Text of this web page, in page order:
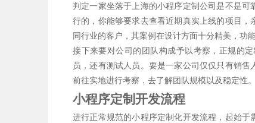
判定一家坐落于上海的小程序定制公司是不是
行的，你能够要求去查看近期真实上线的项目
同行业的客户，其案例在设计方面十分精美，功
接下来要对公司的团队构成予以考察，正规的
员，还有测试人员。要是一家公司仅仅只有销
前往实地进行考察，去了解团队规模以及稳定性。
小程序定制开发流程
进行正常规范的小程序定制化开发流程，起始